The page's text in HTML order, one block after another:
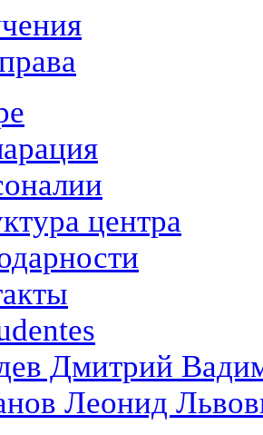
центра
Дмитрий
Леонид